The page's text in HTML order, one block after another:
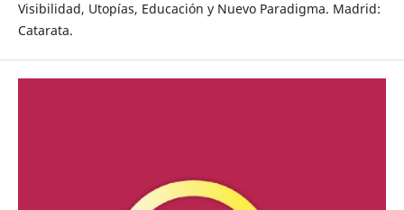
Visibilidad, Utopías, Educación y Nuevo Paradigma. Madrid:
Catarata.